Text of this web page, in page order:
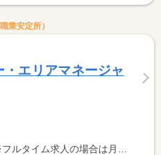
業安定所）
エリアマネージャ
算額）、パート求人の場合は時間額を表示しています。